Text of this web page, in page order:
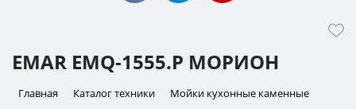
EMAR EMQ-1555.P МОРИОН
Главная Каталог техники Мойки кухонные каменные